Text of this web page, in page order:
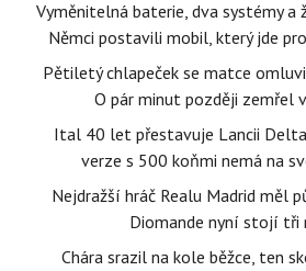
Vyměnitelná baterie, dva systémy a
Němci postavili mobil, který jde
Pětiletý chlapeček se matce
O pár minut později zemřel
Ital 40 let přestavuje Lancii
verze s 500 koňmi nemá na
Nejdražší hráč Realu Madrid měl
Diomande nyní stojí tři
Chára srazil na kole běžce, ten